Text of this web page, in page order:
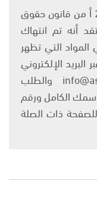
يتم الاستخدام المواد وفقًا للمادة 27 أ من قانون حقوق
كنت تعتقد أنه تم انتهاك
التي تظهر
الإلكتروني
على العنوان التالي: info@ashams.com والطلب
الكامل ورقم
ذات الصلة